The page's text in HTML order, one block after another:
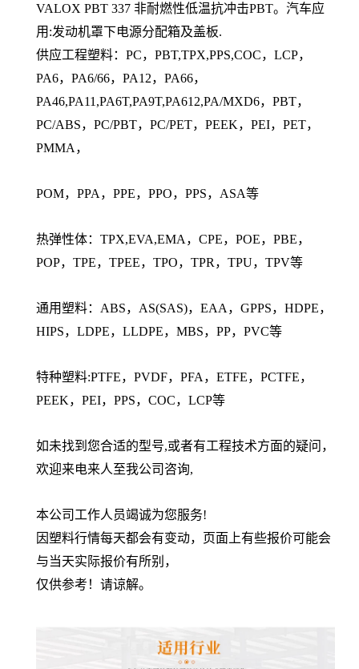
VALOX PBT 337 非耐燃性低温抗冲击PBT。汽车应
用:发动机罩下电源分配箱及盖板.
供应工程塑料：PC，PBT,TPX,PPS,COC，LCP，
PA6，PA6/66，PA12，PA66，
PA46,PA11,PA6T,PA9T,PA612,PA/MXD6，PBT，
PC/ABS，PC/PBT，PC/PET，PEEK，PEI，PET，
PMMA，
POM，PPA，PPE，PPO，PPS，ASA等
热弹性体：TPX,EVA,EMA，CPE，POE，PBE，
POP，TPE，TPEE，TPO，TPR，TPU，TPV等
通用塑料：ABS，AS(SAS)，EAA，GPPS，HDPE，
HIPS，LDPE，LLDPE，MBS，PP，PVC等
特种塑料:PTFE，PVDF，PFA，ETFE，PCTFE，
PEEK，PEI，PPS，COC，LCP等
如未找到您合适的型号,或者有工程技术方面的疑问，
欢迎来电来人至我公司咨询,
本公司工作人员竭诚为您服务!
因塑料行情每天都会有变动，页面上有些报价可能会
与当天实际报价有所别，
仅供参考！请谅解。